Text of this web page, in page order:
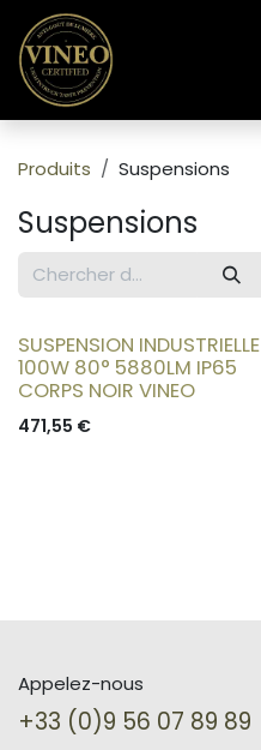
Se rendre au contenu
Produits Suspensions
Suspensions
SUSPENSION INDUSTRIELLE
100W 80° 5880LM IP65
CORPS NOIR VINEO
471,55 €
Appelez-nous
+33 (0)9 56 07 89 89